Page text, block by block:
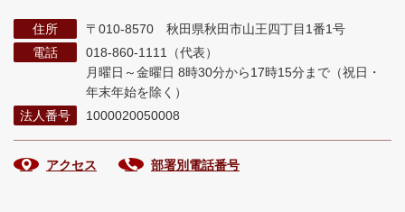
住所
〒010-8570 秋田県秋田市山王四丁目1番1号
電話
018-860-1111（代表）
月曜日～金曜日 8時30分から17時15分まで （祝日・
年末年始を除く）
法人番号
1000020050008
アクセス 部署別電話番号